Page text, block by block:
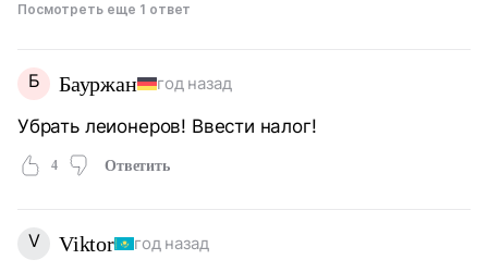
Посмотреть еще 1 ответ
Б Бауржан год назад
Убрать леионеров! Ввести налог!
4 Ответить
V Viktor год назад